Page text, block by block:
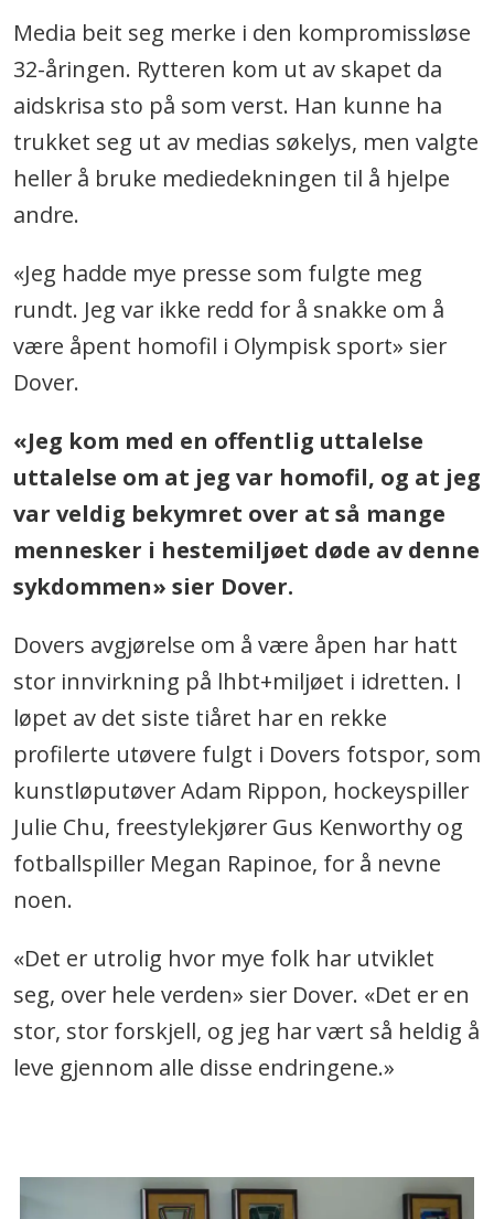
Media beit seg merke i den kompromissløse
32-åringen. Rytteren kom ut av skapet da
aidskrisa sto på som verst. Han kunne ha
trukket seg ut av medias søkelys, men valgte
heller å bruke mediedekningen til å hjelpe
andre.
«Jeg hadde mye presse som fulgte meg
rundt. Jeg var ikke redd for å snakke om å
være åpent homofil i Olympisk sport» sier
Dover.
«Jeg kom med en offentlig uttalelse
uttalelse om at jeg var homofil, og at jeg
var veldig bekymret over at så mange
mennesker i hestemiljøet døde av denne
sykdommen» sier Dover.
Dovers avgjørelse om å være åpen har hatt
stor innvirkning på lhbt+miljøet i idretten. I
løpet av det siste tiåret har en rekke
profilerte utøvere fulgt i Dovers fotspor, som
kunstløputøver Adam Rippon, hockeyspiller
Julie Chu, freestylekjører Gus Kenworthy og
fotballspiller Megan Rapinoe, for å nevne
noen.
«Det er utrolig hvor mye folk har utviklet
seg, over hele verden» sier Dover. «Det er en
stor, stor forskjell, og jeg har vært så heldig å
leve gjennom alle disse endringene.»